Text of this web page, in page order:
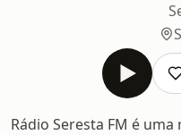
Rádio Seresta FM é